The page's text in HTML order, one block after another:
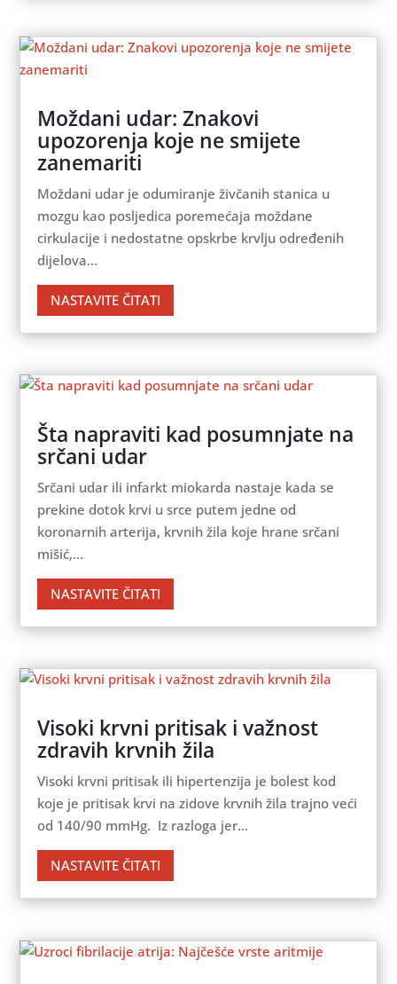
Moždani udar: Znakovi
upozorenja koje ne smijete
zanemariti
Moždani udar je odumiranje živčanih stanica u
mozgu kao posljedica poremećaja moždane
cirkulacije i nedostatne opskrbe krvlju određenih
dijelova...
NASTAVITE ČITATI
Šta napraviti kad posumnjate na
srčani udar
Srčani udar ili infarkt miokarda nastaje kada se
prekine dotok krvi u srce putem jedne od
koronarnih arterija, krvnih žila koje hrane srčani
mišić,...
NASTAVITE ČITATI
Visoki krvni pritisak i važnost
zdravih krvnih žila
Visoki krvni pritisak ili hipertenzija je bolest kod
koje je pritisak krvi na zidove krvnih žila trajno veći
od 140/90 mmHg. Iz razloga jer...
NASTAVITE ČITATI